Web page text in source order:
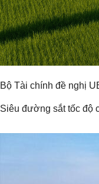
Bộ Tài chính đề nghị
Siêu đường sắt tốc độ